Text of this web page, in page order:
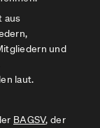
aus
und
laut.
BAGSV, der